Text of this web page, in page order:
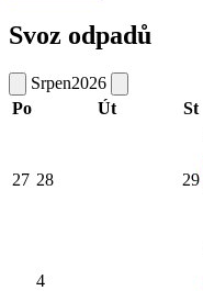
Svoz odpadů
Srpen2026
Po
Út St
27 28 29
4